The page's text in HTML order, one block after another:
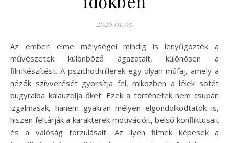
2026.01.05.
Az emberi elme mélységei mindig is lenyűgözték a
művészetek különböző ágazatait, különösen a
filmkészítést. A pszichothrillerek egy olyan műfaj, amely a
nézők szívverését gyorsítja fel, miközben a lélek sötét
bugyraiba kalauzolja őket. Ezek a történetek nem csupán
izgalmasak, hanem gyakran mélyen elgondolkodtatók is,
hiszen feltárják a karakterek motivációit, belső konfliktusait
és a valóság torzulásait. Az ilyen filmek képesek a